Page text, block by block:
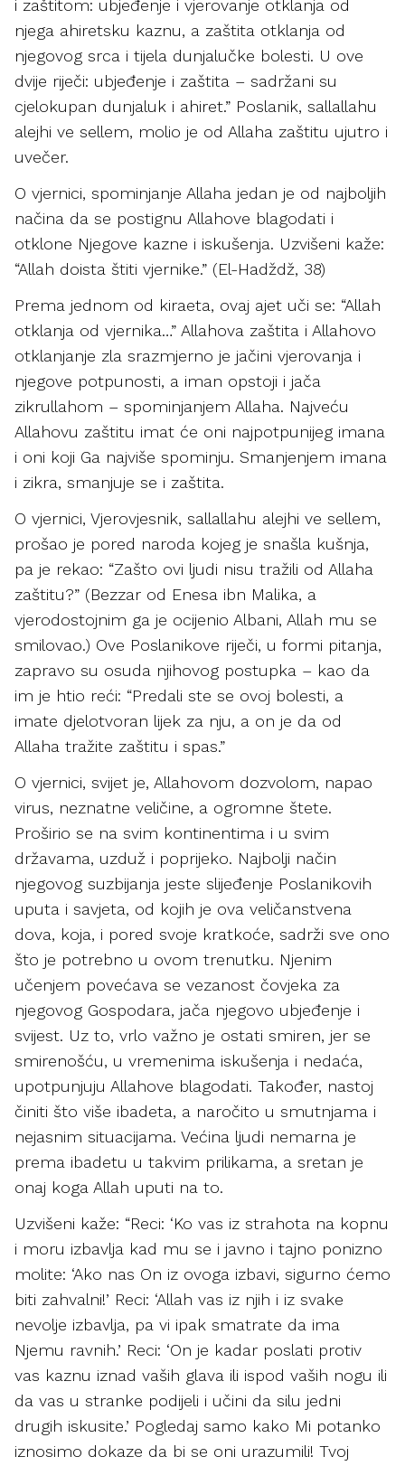
i zaštitom: ubjeđenje i vjerovanje otklanja od
njega ahiretsku kaznu, a zaštita otklanja od
njegovog srca i tijela dunjalučke bolesti. U ove
dvije riječi: ubjeđenje i zaštita – sadržani su
cjelokupan dunjaluk i ahiret.” Poslanik, sallallahu
alejhi ve sellem, molio je od Allaha zaštitu ujutro i
uvečer.
O vjernici, spominjanje Allaha jedan je od najboljih
načina da se postignu Allahove blagodati i
otklone Njegove kazne i iskušenja. Uzvišeni kaže:
“Allah doista štiti vjernike.” (El-Hadždž, 38)
Prema jednom od kiraeta, ovaj ajet uči se: “Allah
otklanja od vjernika…” Allahova zaštita i Allahovo
otklanjanje zla srazmjerno je jačini vjerovanja i
njegove potpunosti, a iman opstoji i jača
zikrullahom – spominjanjem Allaha. Najveću
Allahovu zaštitu imat će oni najpotpunijeg imana
i oni koji Ga najviše spominju. Smanjenjem imana
i zikra, smanjuje se i zaštita.
O vjernici, Vjerovjesnik, sallallahu alejhi ve sellem,
prošao je pored naroda kojeg je snašla kušnja,
pa je rekao: “Zašto ovi ljudi nisu tražili od Allaha
zaštitu?” (Bezzar od Enesa ibn Malika, a
vjerodostojnim ga je ocijenio Albani, Allah mu se
smilovao.) Ove Poslanikove riječi, u formi pitanja,
zapravo su osuda njihovog postupka – kao da
im je htio reći: “Predali ste se ovoj bolesti, a
imate djelotvoran lijek za nju, a on je da od
Allaha tražite zaštitu i spas.”
O vjernici, svijet je, Allahovom dozvolom, napao
virus, neznatne veličine, a ogromne štete.
Proširio se na svim kontinentima i u svim
državama, uzduž i poprijeko. Najbolji način
njegovog suzbijanja jeste slijeđenje Poslanikovih
uputa i savjeta, od kojih je ova veličanstvena
dova, koja, i pored svoje kratkoće, sadrži sve ono
što je potrebno u ovom trenutku. Njenim
učenjem povećava se vezanost čovjeka za
njegovog Gospodara, jača njegovo ubjeđenje i
svijest. Uz to, vrlo važno je ostati smiren, jer se
smirenošću, u vremenima iskušenja i nedaća,
upotpunjuju Allahove blagodati. Također, nastoj
činiti što više ibadeta, a naročito u smutnjama i
nejasnim situacijama. Većina ljudi nemarna je
prema ibadetu u takvim prilikama, a sretan je
onaj koga Allah uputi na to.
Uzvišeni kaže: “Reci: ‘Ko vas iz strahota na kopnu
i moru izbavlja kad mu se i javno i tajno ponizno
molite: ‘Ako nas On iz ovoga izbavi, sigurno ćemo
biti zahvalni!’ Reci: ‘Allah vas iz njih i iz svake
nevolje izbavlja, pa vi ipak smatrate da ima
Njemu ravnih.’ Reci: ‘On je kadar poslati protiv
vas kaznu iznad vaših glava ili ispod vaših nogu ili
da vas u stranke podijeli i učini da silu jedni
drugih iskusite.’ Pogledaj samo kako Mi potanko
iznosimo dokaze da bi se oni urazumili! Tvoj